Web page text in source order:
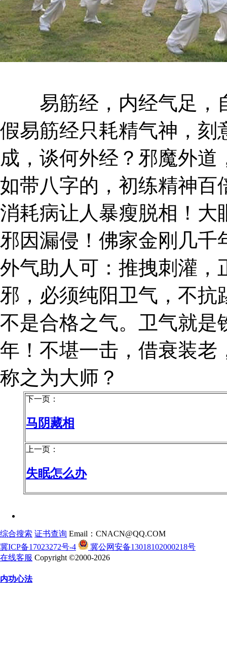
易筋经，内经气足，
假易筋经只耗精气神，刻
成，谈何外经？邪魔外
如带八字的，初练精神百
消耗病让人暴瘦脱相！大
邪因漏侵！佛家金刚几千
外气助人可：推拽刺灌，
邪，必须纯阳卫气，不抗
不是合格之气。卫气就是
年！不堪一击，借衰装老
称之为大师？
下一页：
马阴藏相
上一页：
失眠怎么办
综合搜索 证书查询 Email：CNACN@QQ.COM
冀ICP备17023272号-4
冀公网安备13018102000218号
在线客服 Copyright ©2000-2026
内功心法